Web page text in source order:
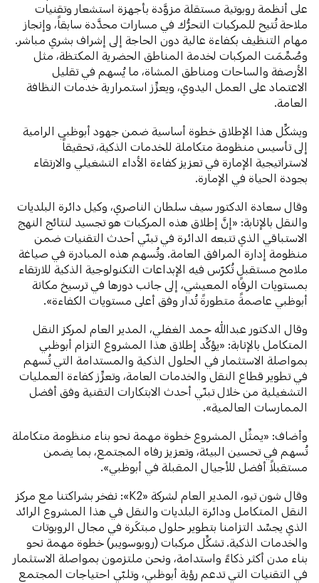
على أنظمة روبوتية مستقلة مزوَّدة بأجهزة استشعار وتقنيات
ملاحة تُتيح للمركبات التحرُّك في مسارات محدَّدة سابقاً، وإنجاز
مهام التنظيف بكفاءة عالية دون الحاجة إلى إشراف بشري مباشر.
وصُمِّمَت المركبات لخدمة المناطق الحضرية المكتظة، مثل
الأرصفة والساحات ومناطق المشاة، ما يُسهم في تقليل
الاعتماد على العمل اليدوي، ويعزِّز استمرارية خدمات النظافة
العامة.
ويشكِّل هذا الإطلاق خطوة أساسية ضمن جهود أبوظبي الرامية
إلى تأسيس منظومة متكاملة للخدمات الذكية، تحقيقاً
لاستراتيجية الإمارة في تعزيز كفاءة الأداء التشغيلي والارتقاء
بجودة الحياة في الإمارة.
وقال سعادة الدكتور سيف سلطان الناصري، وكيل دائرة البلديات
والنقل بالإنابة: «إنَّ إطلاق هذه المركبات هو تجسيد لنتائج النهج
الاستباقي الذي تتبعه الدائرة في تبنّي أحدث التقنيات ضمن
منظومة إدارة المرافق العامة. وتُسهم هذه المبادرة في صياغة
ملامح مستقبلٍ تُكرّس فيه الإبداعات التكنولوجية الذكية للارتقاء
بمستويات الرفاه المعيشي، إلى جانب دورها في ترسيخ مكانة
أبوظبي عاصمةً متطورةً تُدار وفق أعلى مستويات الكفاءة».
وقال الدكتور عبدالله حمد الغفلي، المدير العام لمركز النقل
المتكامل بالإنابة: «يؤكِّد إطلاق هذا المشروع التزام أبوظبي
بمواصلة الاستثمار في الحلول الذكية والمستدامة التي تُسهم
في تطوير قطاع النقل والخدمات العامة، وتعزِّز كفاءة العمليات
التشغيلية من خلال تبنّي أحدث الابتكارات التقنية وفق أفضل
الممارسات العالمية».
وأضاف: «يمثِّل المشروع خطوة مهمة نحو بناء منظومة متكاملة
تُسهم في تحسين البيئة، وتعزيز رفاه المجتمع، بما يضمن
مستقبلاً أفضل للأجيال المقبلة في أبوظبي».
وقال شون تيو، المدير العام لشركة
«K2»: نفخر بشراكتنا مع مركز
النقل المتكامل ودائرة البلديات والنقل في هذا المشروع الرائد
الذي يجسِّد التزامنا بتطوير حلول مبتكَرة في مجال الروبوتات
والخدمات الذكية. تشكِّل مركبات (روبوسويبر) خطوة مهمة نحو
بناء مدن أكثر ذكاءً واستدامة، ونحن ملتزمون بمواصلة الاستثمار
في التقنيات التي تدعم رؤية أبوظبي، وتلبّي احتياجات المجتمع